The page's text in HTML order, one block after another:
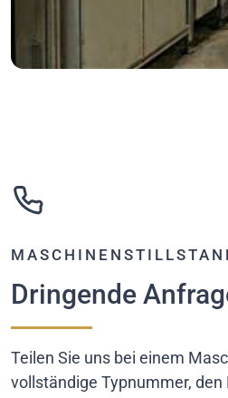
Dringende
Teilen Sie uns bei einem
vollständige Typnummer, den